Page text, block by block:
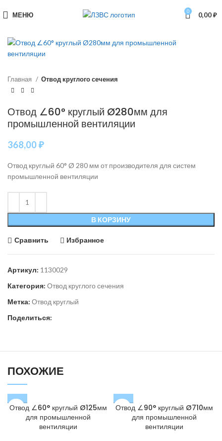
МЕНЮ 0 0,00₽
Главная Отвод круглого сечения
Отвод ∠60° круглый Ø280мм для
промышленной вентиляции
368,00₽
Отвод круглый 60° Ø 280 мм от производителя для систем
промышленной вентиляции
В КОРЗИНУ
Сравнить Избранное
Артикул: 1130029
Категория: Отвод круглого сечения
Метка: Отвод круглый
Поделиться:
ПОХОЖИЕ
Отвод ∠60° круглый Ø125мм
для промышленной
вентиляции
Отвод ∠90° круглый Ø710мм
для промышленной
вентиляции